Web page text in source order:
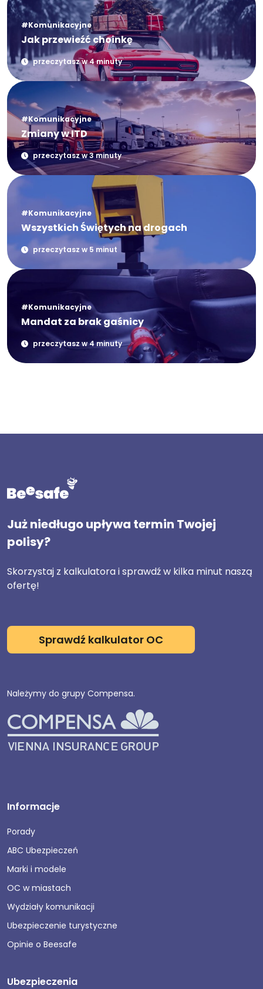
#Komunikacyjne
Jak przewieźć choinkę
przeczytasz w 4 minuty
#Komunikacyjne
Zmiany w ITD
przeczytasz w 3 minuty
#Komunikacyjne
Wszystkich Świętych na drogach
przeczytasz w 5 minut
#Komunikacyjne
Mandat za brak gaśnicy
przeczytasz w 4 minuty
Już niedługo upływa termin Twojej
polisy?
Skorzystaj z kalkulatora i sprawdź w kilka minut naszą
ofertę!
Sprawdź kalkulator OC
Należymy do grupy Compensa.
Informacje
Porady
ABC Ubezpieczeń
Marki i modele
OC w miastach
Wydziały komunikacji
Ubezpieczenie turystyczne
Opinie o Beesafe
Ubezpieczenia